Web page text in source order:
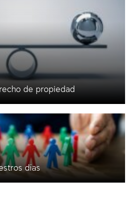
de propiedad
días